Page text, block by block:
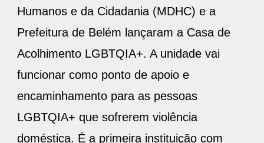
Humanos e da Cidadania (MDHC) e a
Prefeitura de Belém lançaram a Casa de
Acolhimento LGBTQIA+. A unidade vai
funcionar como ponto de apoio e
encaminhamento para as pessoas
LGBTQIA+ que sofrerem violência
doméstica. É a primeira instituição com